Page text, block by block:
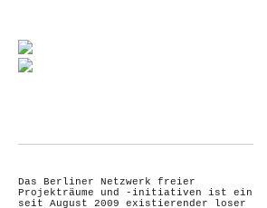
Das Berliner Netzwerk freier
Projekträume und -initiativen ist ein
seit August 2009 existierender loser